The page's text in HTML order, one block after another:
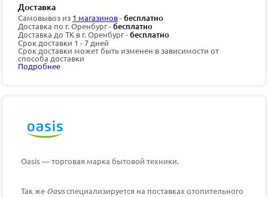
Доставка
Самовывоз из 1 магазинов-бесплатно
Доставка по г. Оренбург -бесплатно
Доставка до ТК в г. Оренбург -бесплатно
Срок доставки 1 - 7 дней
Срок доставки может быть изменен в зависимости от
способа доставки
Подробнее
Oasis — торговая марка бытовой техники.
Так же Oasisспециализируется на поставках отопительного